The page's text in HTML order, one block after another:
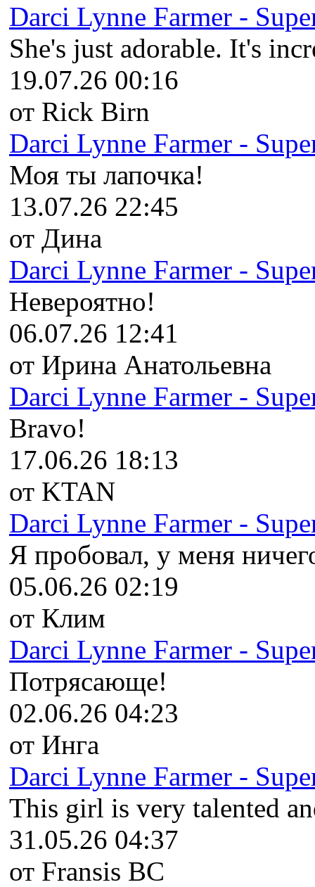
Darci Lynne Farmer -
She's just adorable. It's
19.07.26 00:16
от Rick Birn
Darci Lynne Farmer -
Моя ты лапочка!
13.07.26 22:45
от Дина
Darci Lynne Farmer -
Невероятно!
06.07.26 12:41
от Ирина Анатольевна
Darci Lynne Farmer -
Bravo!
17.06.26 18:13
от KTAN
Darci Lynne Farmer -
Я пробовал, у меня
05.06.26 02:19
от Клим
Darci Lynne Farmer -
Потрясающе!
02.06.26 04:23
от Инга
Darci Lynne Farmer -
This girl is very talented
31.05.26 04:37
от Fransis BC